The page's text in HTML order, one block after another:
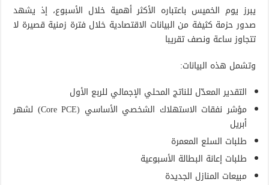
يبرز يوم الخميس باعتباره الأكثر أهمية خلال الأسبوع، إذ يشهد
صدور حزمة كثيفة من البيانات الاقتصادية خلال فترة زمنية قصيرة لا
تتجاوز ساعة ونصف تقريبا
وتشمل هذه البيانات:
التقدير المعدّل للناتج المحلي الإجمالي للربع الأول
مؤشر نفقات الاستهلاك الشخصي الأساسي (Core PCE) لشهر
أبريل
طلبات السلع المعمرة
طلبات إعانة البطالة الأسبوعية
مبيعات المنازل الجديدة